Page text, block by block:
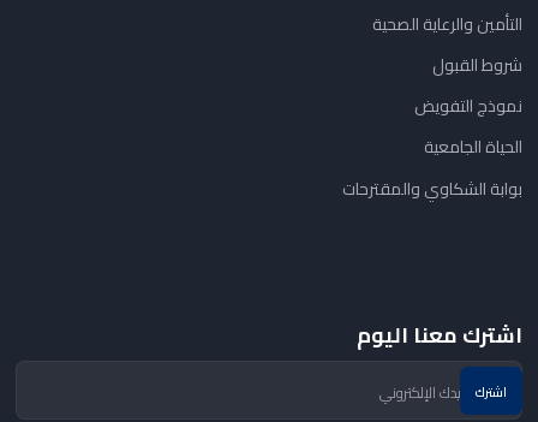
التأمين والرعاية الصحية
شروط القبول
نموذج التفويض
الحياة الجامعية
بوابة الشكاوي والمقترحات
اشترك معنا اليوم